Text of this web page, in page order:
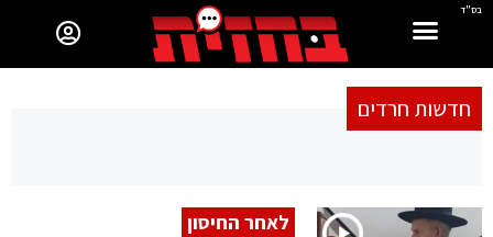
בס"ד
חדשות חרדים
לאחר החיסון